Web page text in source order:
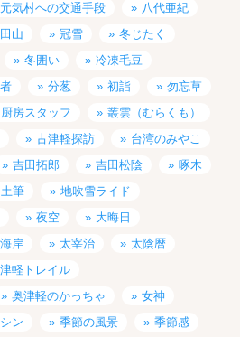
元気村への交通手段
八代亜紀
山 冠雪
冬じたく
冬囲い
冷凍毛豆
分葱 初詣
勿忘草
厨房スタッフ
叢雲（むらくも）
古津軽探訪
台湾のみやこ
吉田拓郎 吉田松陰
啄木
土筆
地吹雪ライド
夜空
大晦日
岸 太宰治
太陰暦
軽トレイル
奥津軽のかっちゃ
女神
ン 季節の風景
季節感